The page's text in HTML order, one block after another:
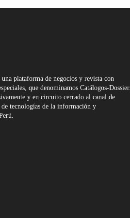
una plataforma de negocios y revista con
que denominamos Catálogos-Dossier.
y en circuito cerrado al canal de
tecnologías de la información y